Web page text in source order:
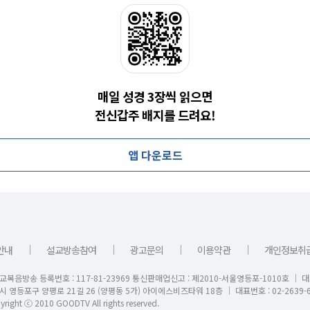
매일 성경 3장씩 읽으면
전신갑주 배지를 드려요!
앱 다운로드
내 ｜ 설교방송참여 ｜ 광고문의 ｜ 이용약관 ｜ 개인정보취
복음방송 등록번호 : 117-81-23969 통신판매업신고 : 제2010-서울영등포-1010호 │ 대
영등포구 양평로 21길 26 (양평동 5가) 아이에스비즈타워 18층 │ 대표번호 : 02-
ⓒ 2010 GOODTV All rights reserved.